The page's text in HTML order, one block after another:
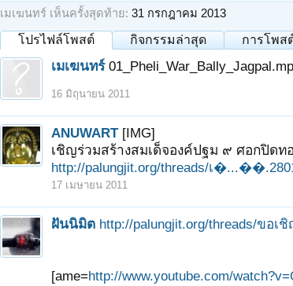
เมเฆนทร์ เห็นครั้งสุดท้าย: 31 กรกฎาคม 2013
โปรไฟล์โพสต์ กิจกรรมล่าสุด การโพส
เมเฆนทร์
16 มิถุนายน 2011
ANUWART [IMG]
เชิญร่วมสร้างสมเด็จองค์ปฐม ๙ ศอกปิด
http://palungjit.org/threads/เ
17 เมษายน 2011
ฝันนิมิต http://palungjit.org/threads/ขอ
[ame=http://www.youtube.com/